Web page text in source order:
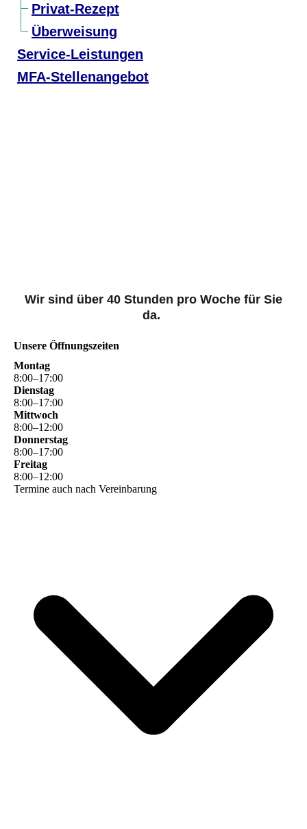
Privat-Rezept
Überweisung
Service-Leistungen
MFA-Stellenangebot
Wir sind über 40 Stunden pro Woche für Sie
da.
Unsere Öffnungszeiten
Montag
8:00–17:00
Dienstag
8:00–17:00
Mittwoch
8:00–12:00
Donnerstag
8:00–17:00
Freitag
8:00–12:00
Termine auch nach Vereinbarung